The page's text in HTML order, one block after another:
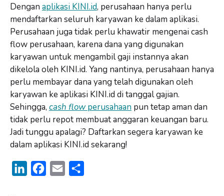
Dengan aplikasi KINI.id, perusahaan hanya perlu
mendaftarkan seluruh karyawan ke dalam aplikasi.
Perusahaan juga tidak perlu khawatir mengenai cash
flow perusahaan, karena dana yang digunakan
karyawan untuk mengambil gaji instannya akan
dikelola oleh KINI.id. Yang nantinya, perusahaan hanya
perlu membayar dana yang telah digunakan oleh
karyawan ke aplikasi KINI.id di tanggal gajian.
Sehingga, cash flowperusahaan pun tetap aman dan
tidak perlu repot membuat anggaran keuangan baru.
Jadi tunggu apalagi? Daftarkan segera karyawan ke
dalam aplikasi KINI.id sekarang!